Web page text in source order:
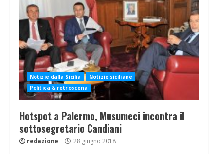
Notizie dalla Sicilia
Notizie siciliane
Politica & retroscena
Hotspot a Palermo, Musumeci incontra il
sottosegretario Candiani
redazione 28 giugno 2018